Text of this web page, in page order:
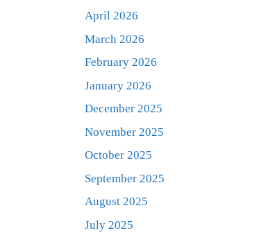
April 2026
March 2026
February 2026
January 2026
December 2025
November 2025
October 2025
September 2025
August 2025
July 2025